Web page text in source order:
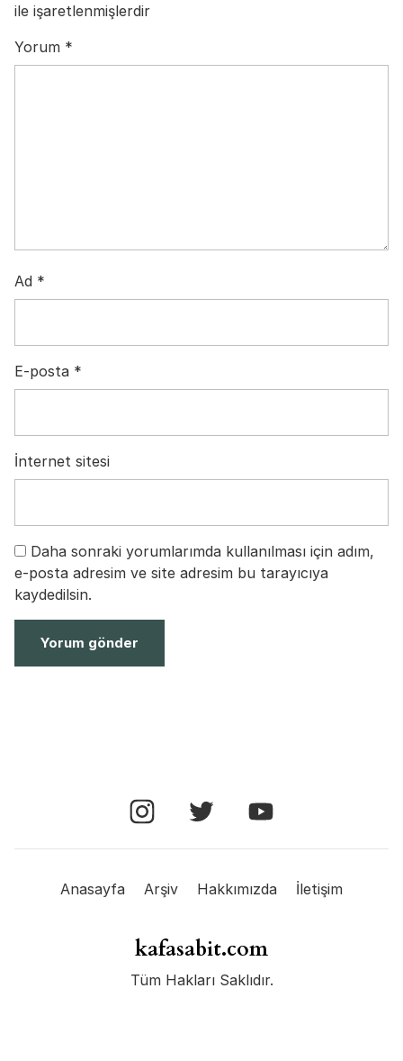
ile işaretlenmişlerdir
Yorum *
Ad *
E-posta *
İnternet sitesi
Daha sonraki yorumlarımda kullanılması için adım,
e-posta adresim ve site adresim bu tarayıcıya
kaydedilsin.
Anasayfa Arşiv Hakkımızda İletişim
kafasabit.com
Tüm Hakları Saklıdır.